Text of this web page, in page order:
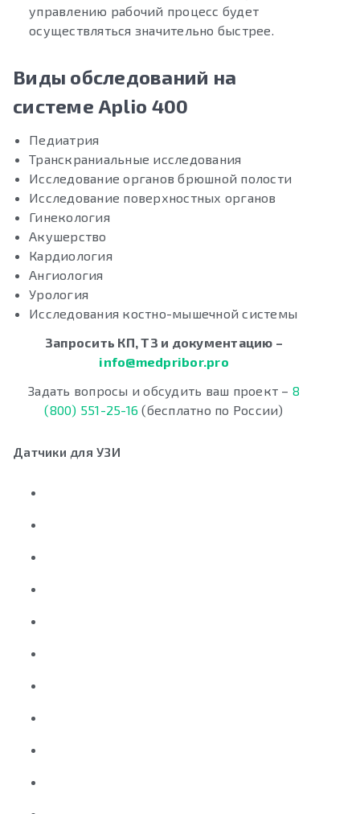
управлению рабочий процесс будет
осуществляться значительно быстрее.
Виды обследований на
системе Aplio 400
Педиатрия
Транскраниальные исследования
Исследование органов брюшной полости
Исследование поверхностных органов
Гинекология
Акушерство
Кардиология
Ангиология
Урология
Исследования костно-мышечной системы
Запросить КП, ТЗ и документацию –
info@medpribor.pro
Задать вопросы и обсудить ваш проект – 8
(800) 551-25-16 (бесплатно по России)
Датчики для УЗИ